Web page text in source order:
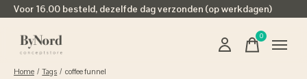
Voor 16.00 besteld, dezelfde dag verzonden (op werkdagen)
0items
Home / Tags / coffee funnel